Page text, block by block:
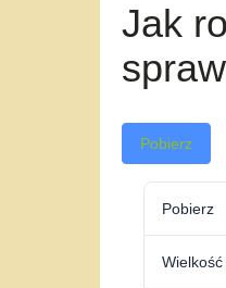
Jak
Pobierz
Pobierz
Wielkość